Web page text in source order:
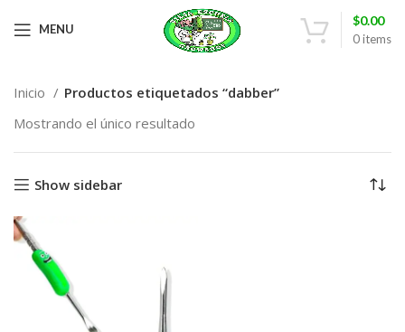
MENU
0items
$0.00
Inicio
Productos etiquetados “dabber”
Mostrando el único resultado
Show sidebar